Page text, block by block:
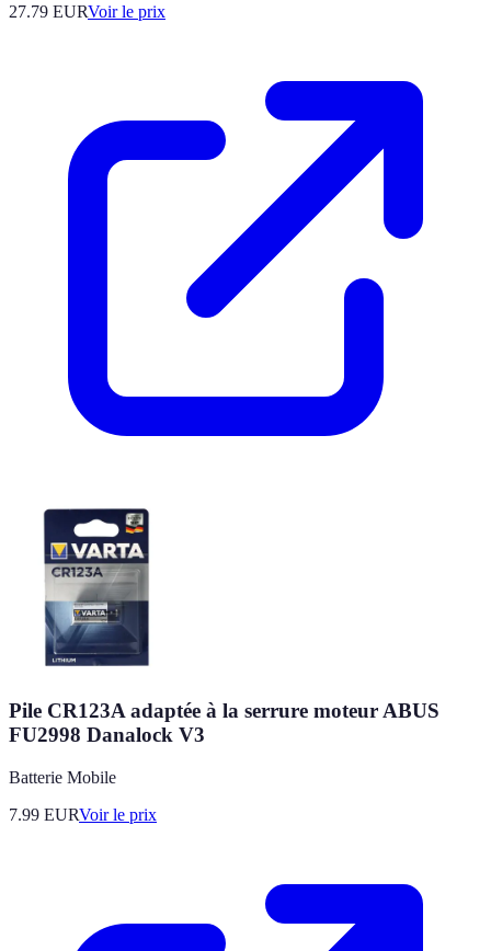
27.79 EURVoir le prix
Pile CR123A adaptée à la serrure moteur ABUS
FU2998 Danalock V3
Batterie Mobile
7.99 EURVoir le prix